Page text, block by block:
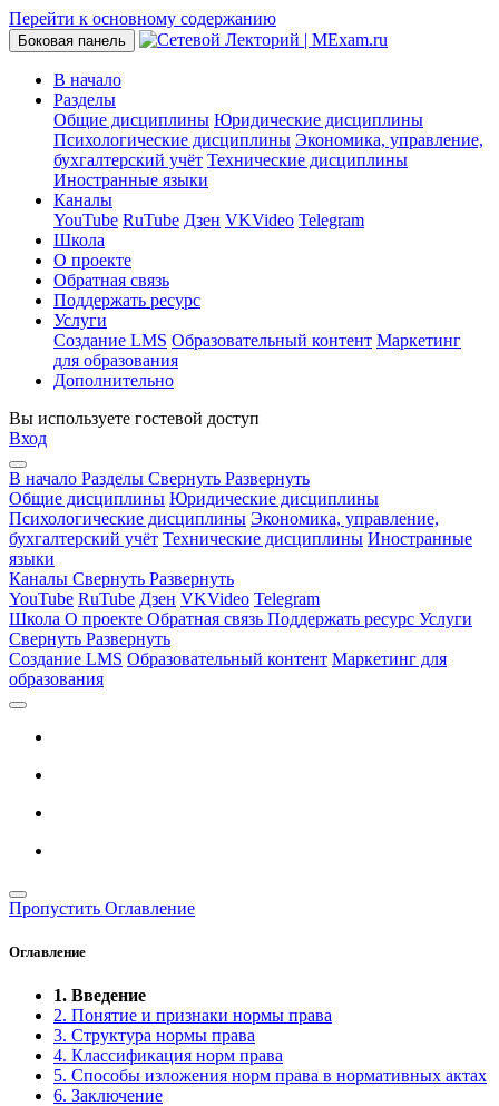
Перейти к основному содержанию
Боковая панель
В начало
Разделы
Общие дисциплины Юридические дисциплины
Психологические дисциплины Экономика, управление,
бухгалтерский учёт Технические дисциплины
Иностранные языки
Каналы
YouTube RuTube Дзен VKVideo Telegram
Школа
О проекте
Обратная связь
Поддержать ресурс
Услуги
Создание LMS Образовательный контент Маркетинг
для образования
Дополнительно
Вы используете гостевой доступ
Вход
В начало Разделы Свернуть Развернуть
Общие дисциплины Юридические дисциплины
Психологические дисциплины Экономика, управление,
бухгалтерский учёт Технические дисциплины Иностранные
языки
Каналы Свернуть Развернуть
YouTube RuTube Дзен VKVideo Telegram
Школа О проекте Обратная связь Поддержать ресурс Услуги
Свернуть Развернуть
Создание LMS Образовательный контент Маркетинг для
образования
Пропустить Оглавление
Оглавление
1. Введение
2. Понятие и признаки нормы права
3. Структура нормы права
4. Классификация норм права
5. Способы изложения норм права в нормативных актах
6. Заключение